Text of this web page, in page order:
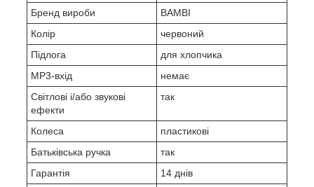
Бренд вироби
BAMBI
Колір
червоний
Підлога
для хлопчика
MP3-вхід
немає
Світлові і/або звукові
ефекти
так
Колеса
пластикові
Батьківська ручка
так
Гарантія
14 днів